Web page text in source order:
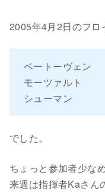
2005年4月2日のフロ
ベートーヴェン
モーツァルト
シューマン
でした。
ちょっと参加者少な
来週は指揮者Kaさん